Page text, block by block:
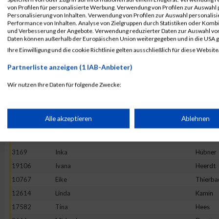
13982
Maria Ivanova
16781
Stefanie Prehm
11527
Rebecca
20265
Kinga
18782
Stephanie
10325
Ano Nym
Natalie
3169
Inka Hübner
19106
Ivana Heerdt
10767
Eike
12614
Linda Kamin
17582
Tina Hees
von Profilen für personalisierte Werbung. Verwendung von Profilen zur
Personalisierung von Inhalten. Verwendung von Profilen zur Auswahl
Performance von Inhalten. Analyse von Zielgruppen durch Statistiken oder
und Verbesserung der Angebote. Verwendung reduzierter Daten zur Auswahl
Daten können außerhalb der Europäischen Union weitergegeben und in die USA
Ihre Einwilligung und die cookie Richtlinie gelten ausschließlich für diese
Partnerliste anzeigen (1 IAB-Anbieter)
Wir nutzen Ihre Daten für folgende Zwecke:
Speichern von oder Zugriff auf Informationen auf einem
Erstellung von Profilen für personalisierte Werbung
Verwendung von Profilen zur Auswahl personalisierter Werbung
Alle akzeptieren Ablehnen